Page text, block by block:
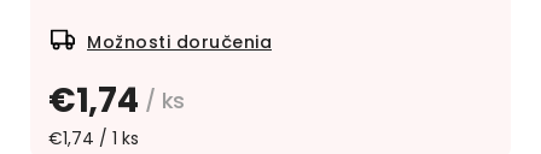
€1,74 / ks
€1,74 / 1 ks
Možnosti doručenia